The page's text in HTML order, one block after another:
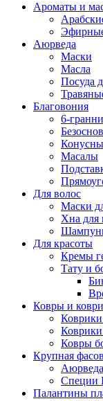
Ароматы и
Аюрведа
Маски
Масла
Посуда
Благовония
6-
Масалы
Для волос
Маски
Хна для
Для красоты
Кремы
Тату и
Ковры и
Ковры
Крупная
Специи
Палантины